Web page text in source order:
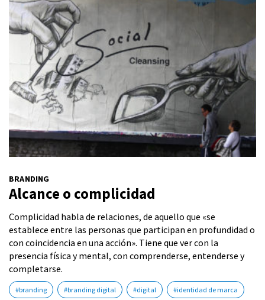
BRANDING
Alcance o complicidad
Complicidad habla de relaciones, de aquello que «se
establece entre las personas que participan en profundidad o
con coincidencia en una acción». Tiene que ver con la
presencia física y mental, con comprenderse, entenderse y
completarse.
#branding #branding digital #digital #identidad de marca